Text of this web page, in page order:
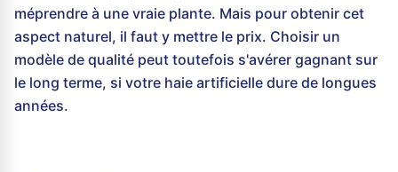
méprendre à une vraie plante. Mais pour obtenir cet
aspect naturel, il faut y mettre le prix. Choisir un
modèle de qualité peut toutefois s'avérer gagnant sur
le long terme, si votre haie artificielle dure de longues
années.